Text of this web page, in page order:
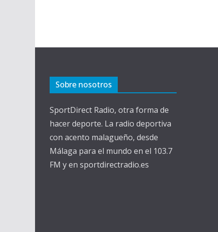
Sobre nosotros
SportDirect Radio, otra forma de
hacer deporte. La radio deportiva
con acento malagueño, desde
Málaga para el mundo en el 103.7
FM y en sportdirectradio.es